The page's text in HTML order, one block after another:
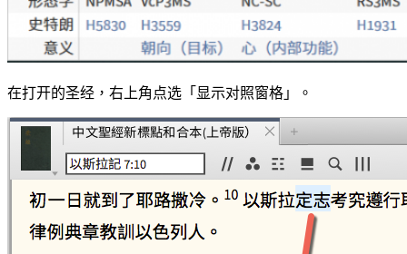
在打开的圣经，右上角点选「显示对照窗格」。